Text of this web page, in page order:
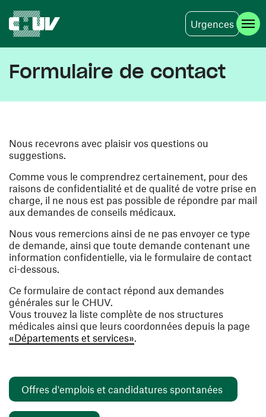
Urgences
Formulaire de contact
Nous recevrons avec plaisir vos questions ou
suggestions.
Comme vous le comprendrez certainement, pour des
raisons de confidentialité et de qualité de votre prise en
charge, il ne nous est pas possible de répondre par mail
aux demandes de conseils médicaux.
Nous vous remercions ainsi de ne pas envoyer ce type
de demande, ainsi que toute demande contenant une
information confidentielle, via le formulaire de contact
ci-dessous.
Ce formulaire de contact répond aux demandes
générales sur le CHUV.
Vous trouvez la liste complète de nos structures
médicales ainsi que leurs coordonnées depuis la page
«Départements et services».
Offres d'emplois et candidatures spontanées